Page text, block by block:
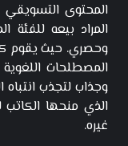
المحتوى التسويقي
المراد بيعه
وحصري. حيث يقوم
المصطلحات
وجذاب لتجذب
الذي منحها
غيره.